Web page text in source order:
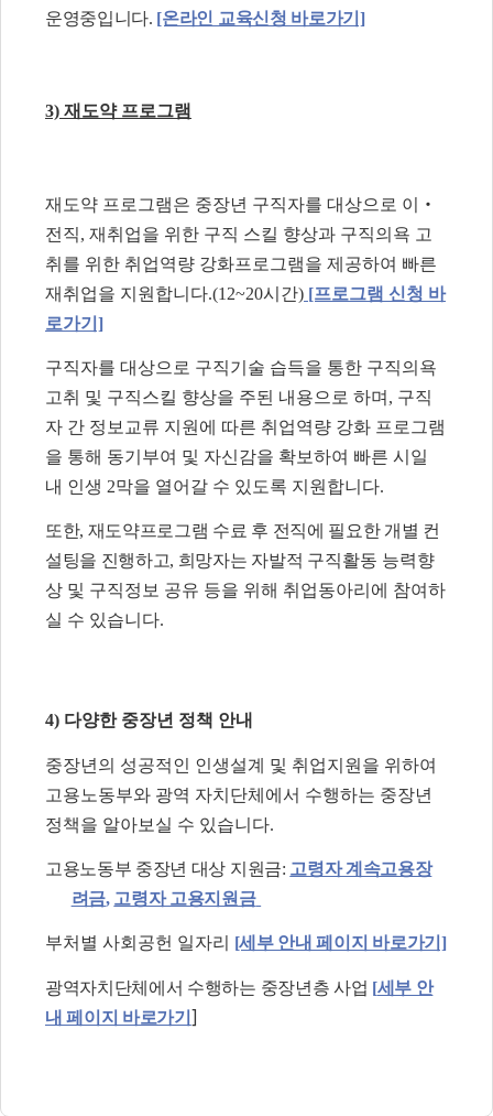
운영중입니다. [온라인 교육신청 바로가기]
3) 재도약 프로그램
재도약 프로그램은 중장년 구직자를 대상으로 이‧
전직, 재취업을 위한 구직 스킬 향상과 구직의욕 고
취를 위한 취업역량 강화프로그램을 제공하여 빠른
재취업을 지원합니다.(12~20시간) [프로그램 신청 바
로가기]
구직자를 대상으로 구직기술 습득을 통한 구직의욕
고취 및 구직스킬 향상을 주된 내용으로 하며, 구직
자 간 정보교류 지원에 따른 취업역량 강화 프로그램
을 통해 동기부여 및 자신감을 확보하여 빠른 시일
내 인생 2막을 열어갈 수 있도록 지원합니다.
또한, 재도약프로그램 수료 후 전직에 필요한 개별 컨
설팅을 진행하고, 희망자는 자발적 구직활동 능력향
상 및 구직정보 공유 등을 위해 취업동아리에 참여하
실 수 있습니다.
4) 다양한 중장년 정책 안내
중장년의 성공적인 인생설계 및 취업지원을 위하여
고용노동부와 광역 자치단체에서 수행하는 중장년
정책을 알아보실 수 있습니다.
고용노동부 중장년 대상 지원금: 고령자 계속고용장
려금, 고령자 고용지원금
부처별 사회공헌 일자리 [세부 안내 페이지 바로가기]
광역자치단체에서 수행하는 중장년층 사업 [세부 안
내 페이지 바로가기 ]